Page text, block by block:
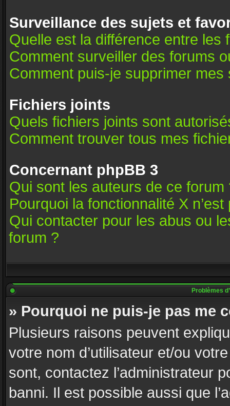
Surveillance des sujets et
Quelle est la différence entre les
Comment surveiller des forums
Comment puis-je supprimer
Fichiers joints
Quels fichiers joints sont
Comment trouver tous mes
Concernant phpBB 3
Qui sont les auteurs de ce forum
Pourquoi la fonctionnalité X
Qui contacter pour les abus ou
forum ?
Problèmes
» Pourquoi ne puis-je pas me
Plusieurs raisons peuvent
votre nom d’utilisateur et/ou
sont, contactez l’administrateur
banni. Il est possible aussi que